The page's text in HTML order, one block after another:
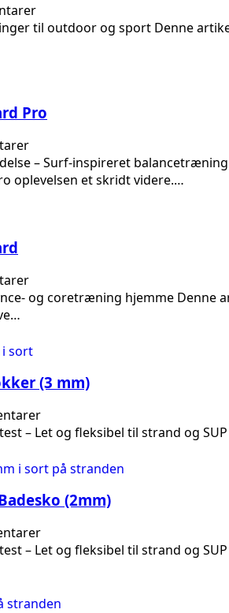
til outdoor og sport Denne
Pro
– Surf-inspireret
oplevelsen et skridt videre.…
og coretræning hjemme
(3 mm)
– Let og fleksibel til strand og
(2mm)
– Let og fleksibel til strand og